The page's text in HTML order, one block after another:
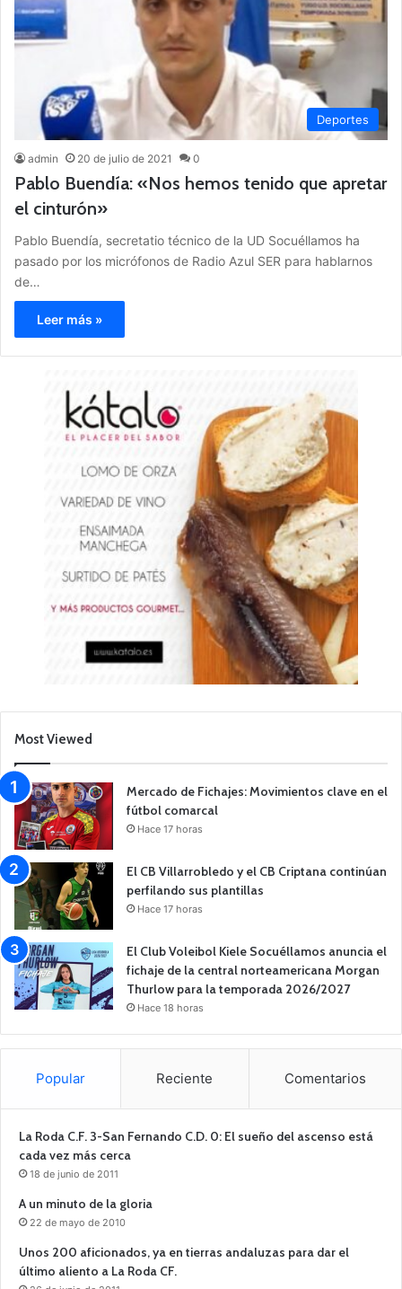
Deportes
admin 20 de julio de 2021 0
Pablo Buendía: «Nos hemos tenido que apretar
el cinturón»
Pablo Buendía, secretatio técnico de la UD Socuéllamos ha
pasado por los micrófonos de Radio Azul SER para hablarnos
de…
Leer más »
Most Viewed
Mercado de Fichajes: Movimientos clave en el
fútbol comarcal
Hace 17 horas
El CB Villarrobledo y el CB Criptana continúan
perfilando sus plantillas
Hace 17 horas
El Club Voleibol Kiele Socuéllamos anuncia el
fichaje de la central norteamericana Morgan
Thurlow para la temporada 2026/2027
Hace 18 horas
Popular Reciente Comentarios
La Roda C.F. 3-San Fernando C.D. 0: El sueño del ascenso está
cada vez más cerca
18 de junio de 2011
A un minuto de la gloria
22 de mayo de 2010
Unos 200 aficionados, ya en tierras andaluzas para dar el
último aliento a La Roda CF.